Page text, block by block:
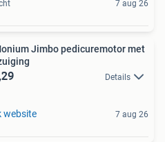
7 aug 26
Jimbo pedicuremotor met
Details
website 7 aug 26